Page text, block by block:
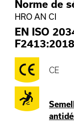
Norme de
HRO AN CI
EN ISO
F2413:2018
CE